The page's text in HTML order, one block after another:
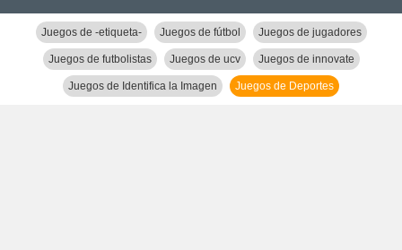
Juegos de -etiqueta- Juegos de fútbol Juegos de jugadores
Juegos de futbolistas Juegos de ucv Juegos de innovate
Juegos de Identifica la Imagen Juegos de Deportes